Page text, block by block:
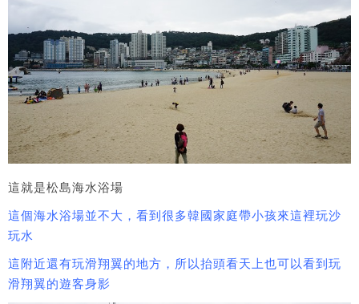
這就是松島海水浴場
這個海水浴場並不大，看到很多韓國家庭帶小孩來這裡玩沙
玩水
這附近還有玩滑翔翼的地方，所以抬頭看天上也可以看到玩
滑翔翼的遊客身影